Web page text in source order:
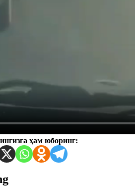
ҳам юборинг: